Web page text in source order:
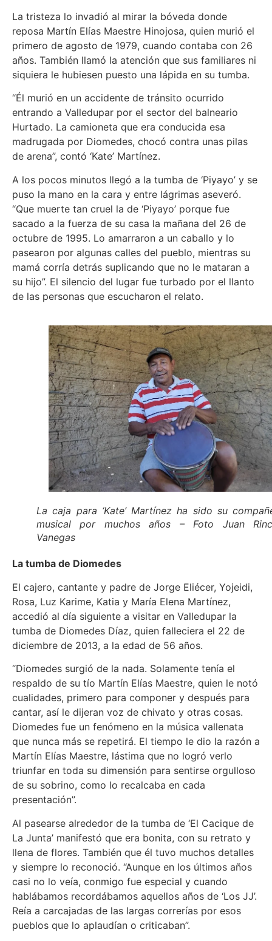
La tristeza lo invadió al mirar la bóveda donde
reposa Martín Elías Maestre Hinojosa, quien murió el
primero de agosto de 1979, cuando contaba con 26
años. También llamó la atención que sus familiares ni
siquiera le hubiesen puesto una lápida en su tumba.
“Él murió en un accidente de tránsito ocurrido
entrando a Valledupar por el sector del balneario
Hurtado. La camioneta que era conducida esa
madrugada por Diomedes, chocó contra unas pilas
de arena”, contó ‘Kate’ Martínez.
A los pocos minutos llegó a la tumba de ‘Piyayo’ y se
puso la mano en la cara y entre lágrimas aseveró.
“Que muerte tan cruel la de ‘Piyayo’ porque fue
sacado a la fuerza de su casa la mañana del 26 de
octubre de 1995. Lo amarraron a un caballo y lo
pasearon por algunas calles del pueblo, mientras su
mamá corría detrás suplicando que no le mataran a
su hijo”. El silencio del lugar fue turbado por el llanto
de las personas que escucharon el relato.
La caja para ‘Kate’ Martínez ha sido su
musical por muchos años – Foto Juan
Vanegas
La tumba de Diomedes
El cajero, cantante y padre de Jorge Eliécer, Yojeidi,
Rosa, Luz Karime, Katia y María Elena Martínez,
accedió al día siguiente a visitar en Valledupar la
tumba de Diomedes Díaz, quien falleciera el 22 de
diciembre de 2013, a la edad de 56 años.
“Diomedes surgió de la nada. Solamente tenía el
respaldo de su tío Martín Elías Maestre, quien le notó
cualidades, primero para componer y después para
cantar, así le dijeran voz de chivato y otras cosas.
Diomedes fue un fenómeno en la música vallenata
que nunca más se repetirá. El tiempo le dio la razón a
Martín Elías Maestre, lástima que no logró verlo
triunfar en toda su dimensión para sentirse orgulloso
de su sobrino, como lo recalcaba en cada
presentación”.
Al pasearse alrededor de la tumba de ‘El Cacique de
La Junta’ manifestó que era bonita, con su retrato y
llena de flores. También que él tuvo muchos detalles
y siempre lo reconoció. “Aunque en los últimos años
casi no lo veía, conmigo fue especial y cuando
hablábamos recordábamos aquellos años de ‘Los JJ’.
Reía a carcajadas de las largas correrías por esos
pueblos que lo aplaudían o criticaban”.